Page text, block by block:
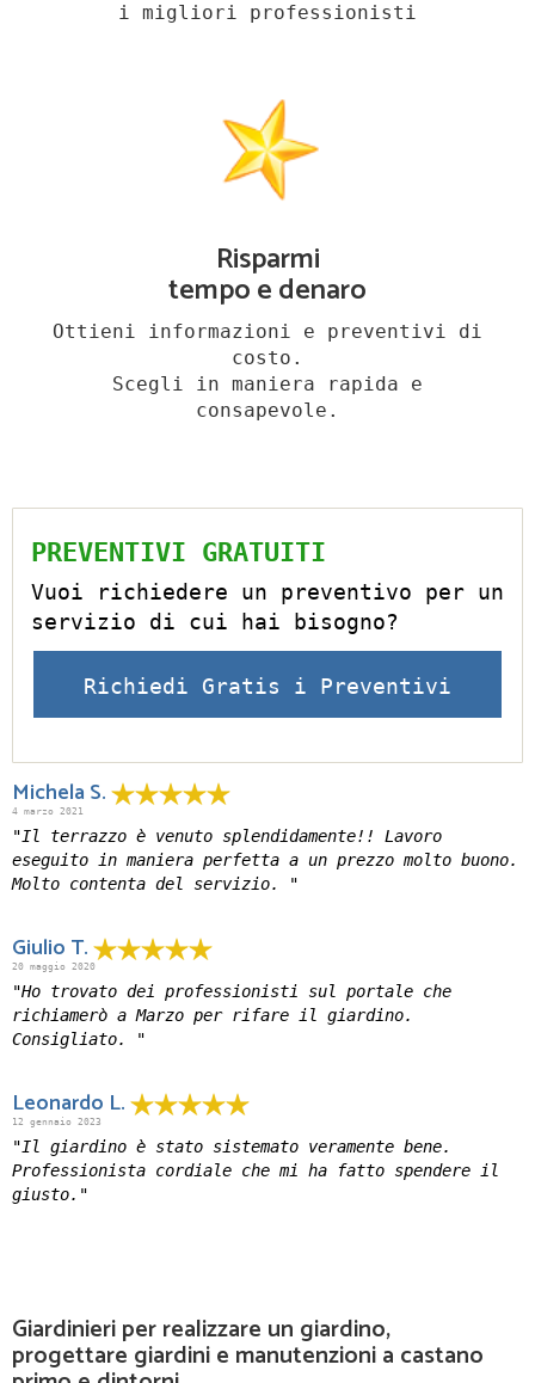
i migliori professionisti
Risparmi
tempo e denaro
Ottieni informazioni e preventivi di
costo.
Scegli in maniera rapida e
consapevole.
PREVENTIVI GRATUITI
Vuoi richiedere un preventivo per un
servizio di cui hai bisogno?
Richiedi Gratis i Preventivi
Michela S.
4 marzo 2021
"Il terrazzo è venuto splendidamente!! Lavoro
eseguito in maniera perfetta a un prezzo molto buono.
Molto contenta del servizio. "
Giulio T.
20 maggio 2020
"Ho trovato dei professionisti sul portale che
richiamerò a Marzo per rifare il giardino.
Consigliato. "
Leonardo L.
12 gennaio 2023
"Il giardino è stato sistemato veramente bene.
Professionista cordiale che mi ha fatto spendere il
giusto."
Giardinieri per realizzare un giardino,
progettare giardini e manutenzioni a castano